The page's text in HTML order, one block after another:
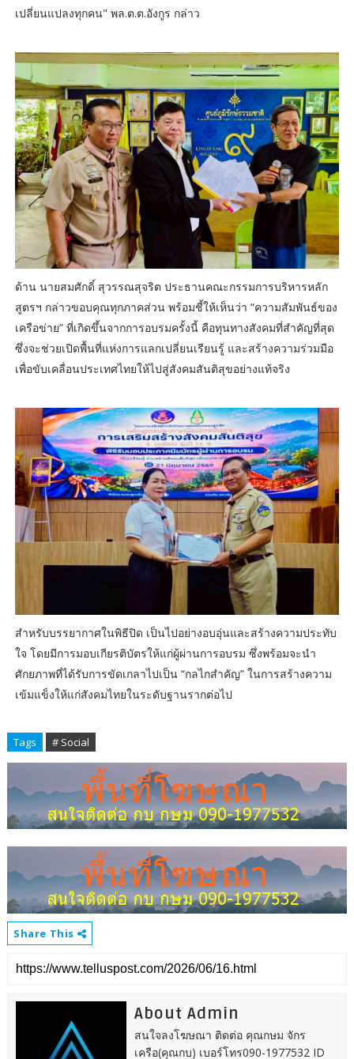
เปลี่ยนแปลงทุกคน" พล.ต.ต.อังกูร กล่าว
ด้าน นายสมศักดิ์ สุวรรณสุจริต ประธานคณะกรรมการบริหารหลัก
สูตรฯ กล่าวขอบคุณทุกภาคส่วน พร้อมชี้ให้เห็นว่า “ความสัมพันธ์ของ
เครือข่าย” ที่เกิดขึ้นจากการอบรมครั้งนี้ คือทุนทางสังคมที่สำคัญที่สุด
ซึ่งจะช่วยเปิดพื้นที่แห่งการแลกเปลี่ยนเรียนรู้ และสร้างความร่วมมือ
เพื่อขับเคลื่อนประเทศไทยให้ไปสู่สังคมสันติสุขอย่างแท้จริง
สำหรับบรรยากาศในพิธีปิด เป็นไปอย่างอบอุ่นและสร้างความประทับ
ใจ โดยมีการมอบเกียรติบัตรให้แก่ผู้ผ่านการอบรม ซึ่งพร้อมจะนำ
ศักยภาพที่ได้รับการขัดเกลาไปเป็น “กลไกสำคัญ” ในการสร้างความ
เข้มแข็งให้แก่สังคมไทยในระดับฐานรากต่อไป
Tags # Social
Share This
About Admin
สนใจลงโฆษณา ติดต่อ คุณกษม จักร
เครือ(คุณกบ) เบอร์โทร090-1977532 ID